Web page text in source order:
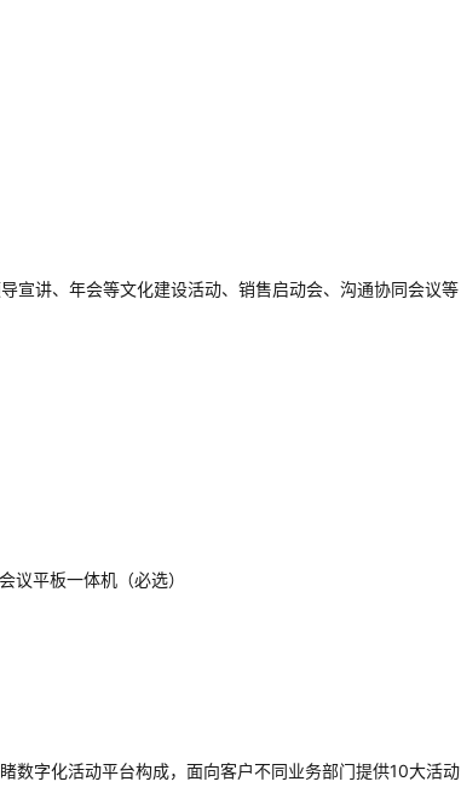
宣讲、年会等文化建设活动、销售启动会、沟通协同会议等
议平板一体机（必选）
数字化活动平台构成，面向客户不同业务部门提供10大活动